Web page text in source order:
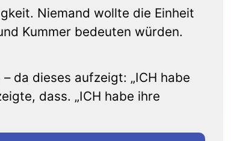
Niemand wollte die Einheit
Kummer bedeuten würden.
da dieses aufzeigt: „ICH habe
dass. „ICH habe ihre